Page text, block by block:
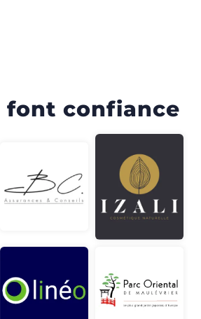
font confiance